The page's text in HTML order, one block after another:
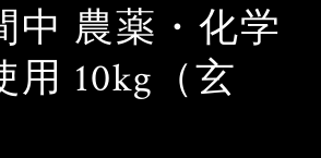
中 農薬・化学
用 10kg（玄